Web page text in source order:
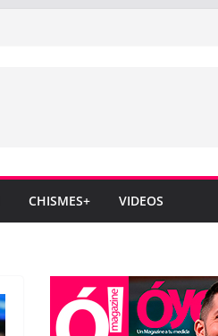
CHISMES+ VIDEOS